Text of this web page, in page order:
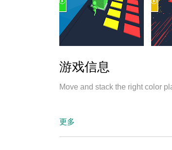
游戏信息
Move and stack the right color
更多